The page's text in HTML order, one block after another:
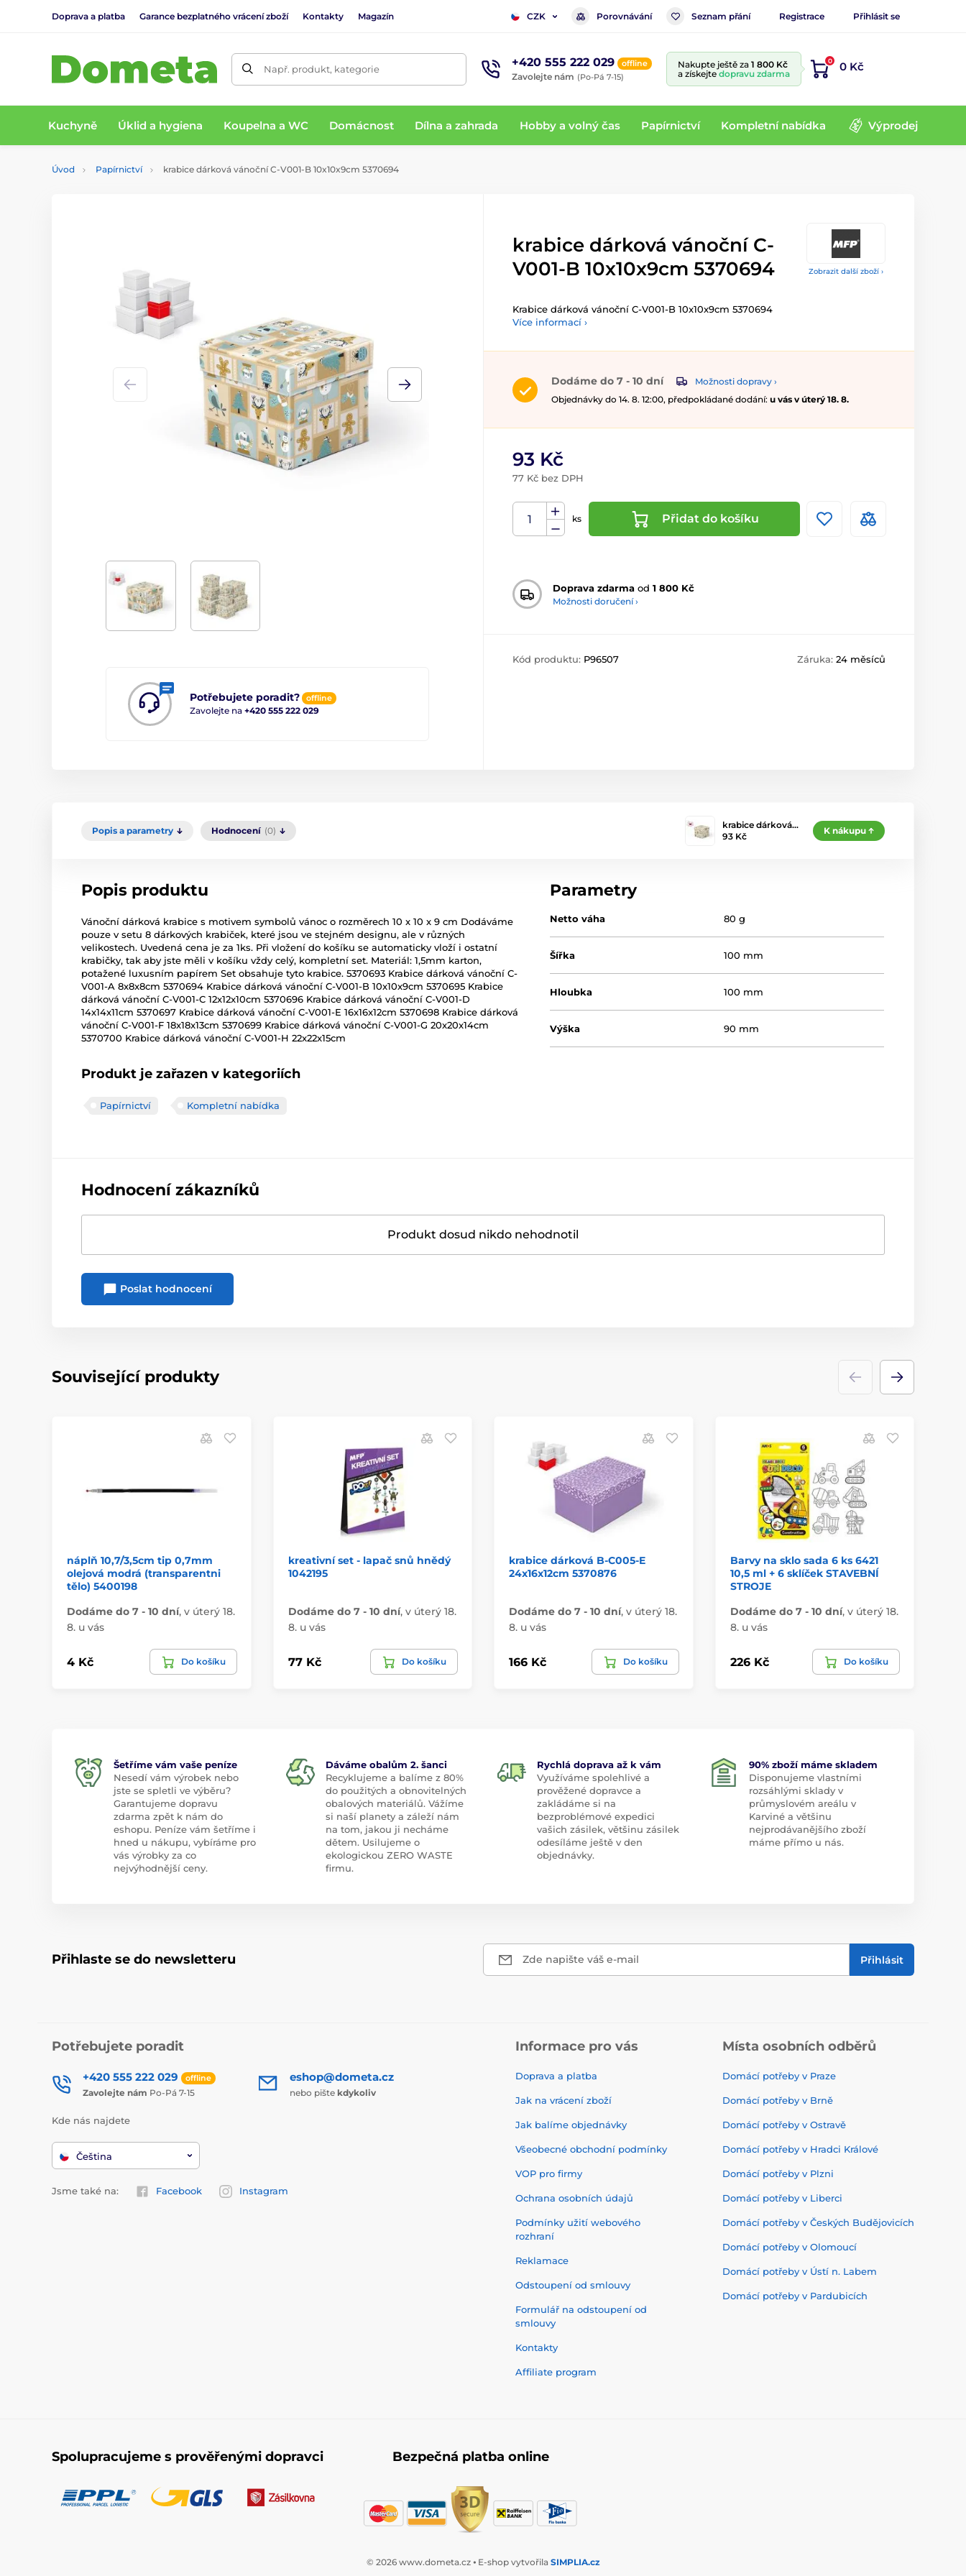
Doprava a platba Garance bezplatného vrácení zboží Kontakty Magazín CZK Porovnávání Seznam přání Registrace Přihlásit se
Např. produkt, kategorie +420 555 222 029 offline
Zavolejte nám (Po-Pá 7-15)
Nakupte ještě za 1 800 Kč
a získejte dopravu zdarma
0 0 Kč
Kuchyně Úklid a hygiena Koupelna a WC Domácnost Dílna a zahrada Hobby a volný čas Papírnictví Kompletní nabídka Výprodej
Úvod Papírnictví krabice dárková vánoční C-V001-B 10x10x9cm 5370694
Zobrazit další zboží ›
Potřebujete poradit? offline
Zavolejte na +420 555 222 029
krabice dárková vánoční C-
V001-B 10x10x9cm 5370694
Krabice dárková vánoční C-V001-B 10x10x9cm 5370694
Více informací ›
Dodáme do 7 - 10 dní
Možnosti dopravy ›
Objednávky do 14. 8. 12:00, předpokládané dodání: u vás v úterý 18. 8.
93 Kč
77 Kč bez DPH
ks Přidat do košíku
Doprava zdarma od 1 800 Kč
Možnosti doručení ›
Kód produktu: P96507 Záruka: 24 měsíců
Popis a parametry Hodnocení (0)
krabice dárková…
93 Kč
K nákupu
Popis produktu
Vánoční dárková krabice s motivem symbolů vánoc o rozměrech 10 x 10 x 9 cm Dodáváme
pouze v setu 8 dárkových krabiček, které jsou ve stejném designu, ale v různých
velikostech. Uvedená cena je za 1ks. Při vložení do košíku se automaticky vloží i ostatní
krabičky, tak aby jste měli v košíku vždy celý, kompletní set. Materiál: 1,5mm karton,
potažené luxusním papírem Set obsahuje tyto krabice. 5370693 Krabice dárková vánoční C-
V001-A 8x8x8cm 5370694 Krabice dárková vánoční C-V001-B 10x10x9cm 5370695 Krabice
dárková vánoční C-V001-C 12x12x10cm 5370696 Krabice dárková vánoční C-V001-D
14x14x11cm 5370697 Krabice dárková vánoční C-V001-E 16x16x12cm 5370698 Krabice dárková
vánoční C-V001-F 18x18x13cm 5370699 Krabice dárková vánoční C-V001-G 20x20x14cm
5370700 Krabice dárková vánoční C-V001-H 22x22x15cm
Produkt je zařazen v kategoriích
Papírnictví Kompletní nabídka
Parametry
Netto váha 80 g
Šířka 100 mm
Hloubka 100 mm
Výška 90 mm
Hodnocení zákazníků
Produkt dosud nikdo nehodnotil
Poslat hodnocení
Související produkty
náplň 10,7/3,5cm tip 0,7mm
olejová modrá (transparentni
tělo) 5400198
Dodáme do 7 - 10 dní, v úterý 18.
8. u vás
4 Kč Do košíku
kreativní set - lapač snů hnědý
1042195
Dodáme do 7 - 10 dní, v úterý 18.
8. u vás
77 Kč Do košíku
krabice dárková B-C005-E
24x16x12cm 5370876
Dodáme do 7 - 10 dní, v úterý 18.
8. u vás
166 Kč Do košíku
Barvy na sklo sada 6 ks 6421
10,5 ml + 6 sklíček STAVEBNÍ
STROJE
Dodáme do 7 - 10 dní, v úterý 18.
8. u vás
226 Kč Do košíku
Šetříme vám vaše peníze
Nesedí vám výrobek nebo
jste se spletli ve výběru?
Garantujeme dopravu
zdarma zpět k nám do
eshopu. Peníze vám šetříme i
hned u nákupu, vybíráme pro
vás výrobky za co
nejvýhodnější ceny.
Dáváme obalům 2. šanci
Recyklujeme a balíme z 80%
do použitých a obnovitelných
obalových materiálů. Vážíme
si naší planety a záleží nám
na tom, jakou ji necháme
dětem. Usilujeme o
ekologickou ZERO WASTE
firmu.
Rychlá doprava až k vám
Využíváme spolehlivé a
prověžené dopravce a
zakládáme si na
bezproblémové expedici
vašich zásilek, většinu zásilek
odesíláme ještě v den
objednávky.
90% zboží máme skladem
Disponujeme vlastními
rozsáhlými sklady v
průmyslovém areálu v
Karviné a většinu
nejprodávanějšího zboží
máme přímo u nás.
Přihlaste se do newsletteru Zde napište váš e-mail Přihlásit
Potřebujete poradit
+420 555 222 029 offline
Zavolejte nám Po-Pá 7-15
eshop@dometa.cz
nebo pište kdykoliv
Kde nás najdete
Čeština
Jsme také na: Facebook Instagram
Informace pro vás
Doprava a platba
Jak na vrácení zboží
Jak balíme objednávky
Všeobecné obchodní podmínky
VOP pro firmy
Ochrana osobních údajů
Podmínky užití webového
rozhraní
Reklamace
Odstoupení od smlouvy
Formulář na odstoupení od
smlouvy
Kontakty
Affiliate program
Místa osobních odběrů
Domácí potřeby v Praze
Domácí potřeby v Brně
Domácí potřeby v Ostravě
Domácí potřeby v Hradci Králové
Domácí potřeby v Plzni
Domácí potřeby v Liberci
Domácí potřeby v Českých Budějovicích
Domácí potřeby v Olomoucí
Domácí potřeby v Ústí n. Labem
Domácí potřeby v Pardubicích
Spolupracujeme s prověřenými dopravci Bezpečná platba online
© 2026 www.dometa.cz ⦁ E-shop vytvořila SIMPLIA.cz